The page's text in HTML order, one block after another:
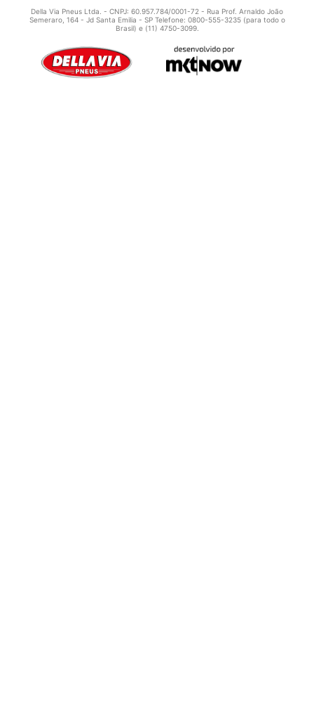
Della Via Pneus Ltda. - CNPJ: 60.957.784/0001-72 - Rua Prof. Arnaldo João
Semeraro, 164 - Jd Santa Emilia - SP Telefone: 0800-555-3235 (para todo o
Brasil) e (11) 4750-3099.